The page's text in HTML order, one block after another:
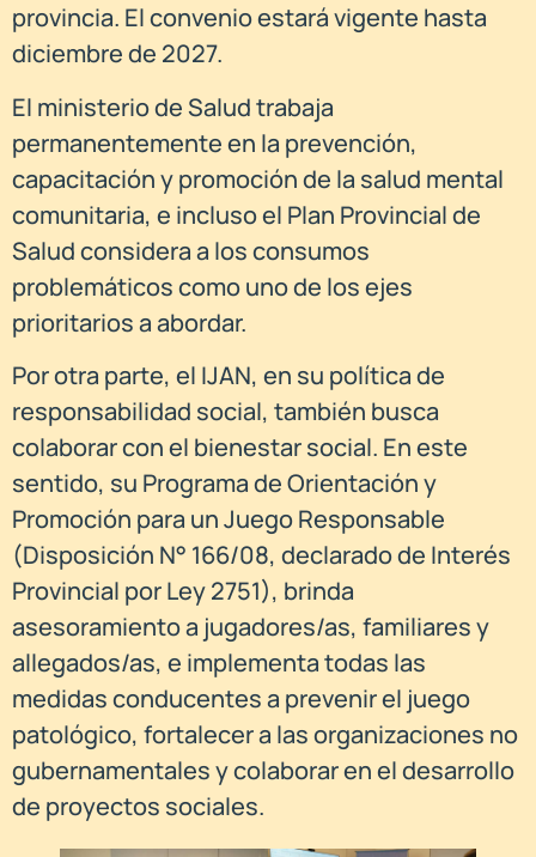
provincia. El convenio estará vigente hasta
diciembre de 2027.
El ministerio de Salud trabaja
permanentemente en la prevención,
capacitación y promoción de la salud mental
comunitaria, e incluso el Plan Provincial de
Salud considera a los consumos
problemáticos como uno de los ejes
prioritarios a abordar.
Por otra parte, el IJAN, en su política de
responsabilidad social, también busca
colaborar con el bienestar social. En este
sentido, su Programa de Orientación y
Promoción para un Juego Responsable
(Disposición N° 166/08, declarado de Interés
Provincial por Ley 2751), brinda
asesoramiento a jugadores/as, familiares y
allegados/as, e implementa todas las
medidas conducentes a prevenir el juego
patológico, fortalecer a las organizaciones no
gubernamentales y colaborar en el desarrollo
de proyectos sociales.